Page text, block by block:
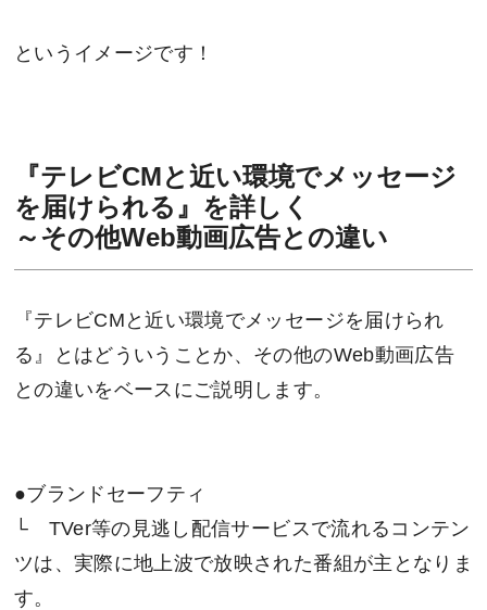
というイメージです！
『テレビCMと近い環境でメッセージ
を届けられる』を詳しく
～その他Web動画広告との違い
『テレビCMと近い環境でメッセージを届けられ
る』とはどういうことか、その他のWeb動画広告
との違いをベースにご説明します。
●ブランドセーフティ
└ TVer等の見逃し配信サービスで流れるコンテン
ツは、実際に地上波で放映された番組が主となりま
す。